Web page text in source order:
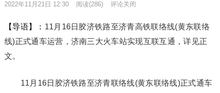
2022年11月21日 12:30 阅读(286) 评论关闭
【导语】： 11月16日胶济铁路至济青高铁联络线(黄东联络
线)正式通车运营，济南三大火车站实现互联互通，详见正
文。
11月16日胶济铁路至济青联络线(黄东联络线)正式通车